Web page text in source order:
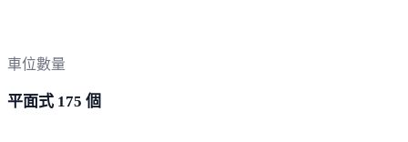
車位數量
平面式 175 個